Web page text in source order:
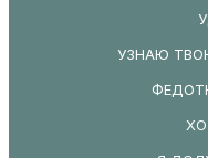
УЗНАЮ